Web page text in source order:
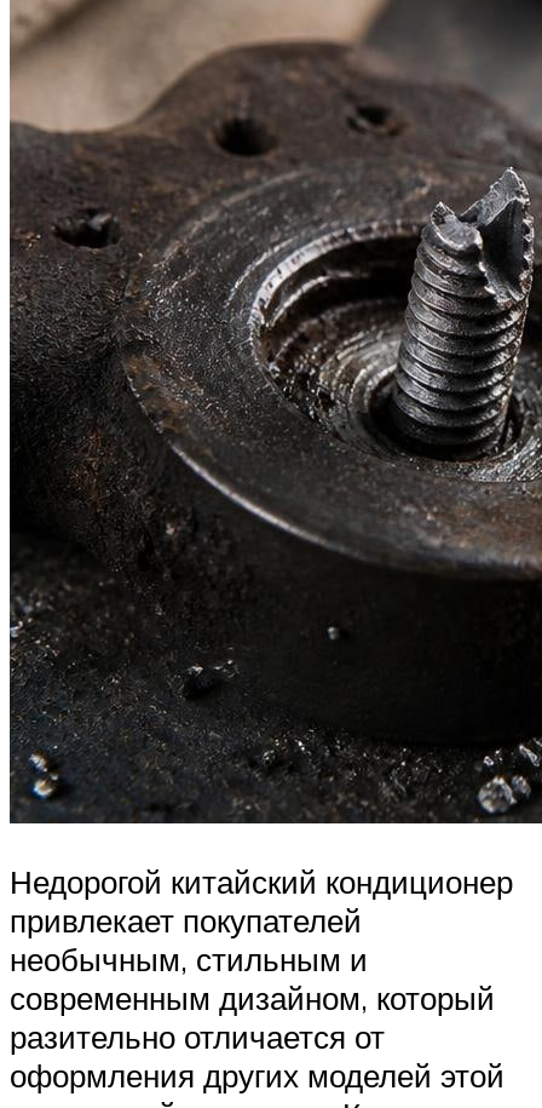
Недорогой китайский кондиционер
привлекает покупателей
необычным, стильным и
современным дизайном, который
разительно отличается от
оформления других моделей этой